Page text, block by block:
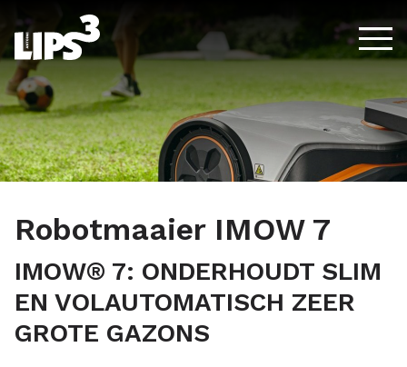
Spring naar de inhoud
Robotmaaier IMOW 7
IMOW® 7: ONDERHOUDT SLIM
EN VOLAUTOMATISCH ZEER
GROTE GAZONS